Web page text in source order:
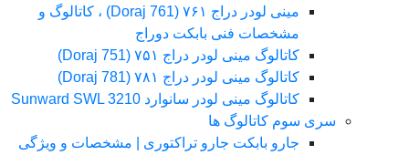
مینی لودر دراج ۷۶۱ (Doraj 761) ، کاتالوگ و
مشخصات فنی بابکت دوراج
کاتالوگ مینی لودر دراج ۷۵۱ (Doraj 751)
کاتالوگ مینی لودر دراج ۷۸۱ (Doraj 781)
کاتالوگ مینی لودر سانوارد Sunward SWL 3210
سری سوم کاتالوگ ها
جارو بابکت جارو تراکتوری | مشخصات و ویژگی